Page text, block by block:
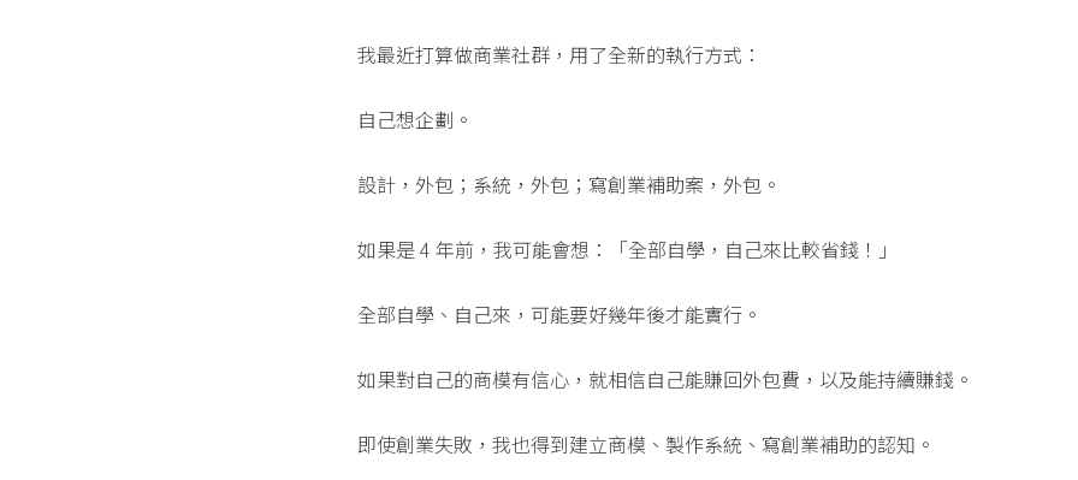
我最近打算做商業社群，用了全新的執行方式：
自己想企劃。
設計，外包；系統，外包；寫創業補助案，外包。
如果是 4 年前，我可能會想：「全部自學，自己來比較省錢！」
全部自學、自己來，可能要好幾年後才能實行。
如果對自己的商模有信心，就相信自己能賺回外包費，以及能持續賺錢。
即使創業失敗，我也得到建立商模、製作系統、寫創業補助的認知。